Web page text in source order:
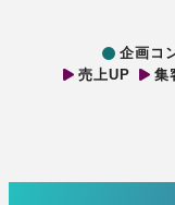
企画コ
売上UP
集